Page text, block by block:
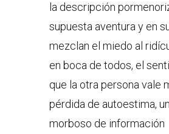
la descripción
supuesta aventura y en
mezclan el miedo al
en boca de todos, el
que la otra persona vale
pérdida de autoestima,
morboso de información